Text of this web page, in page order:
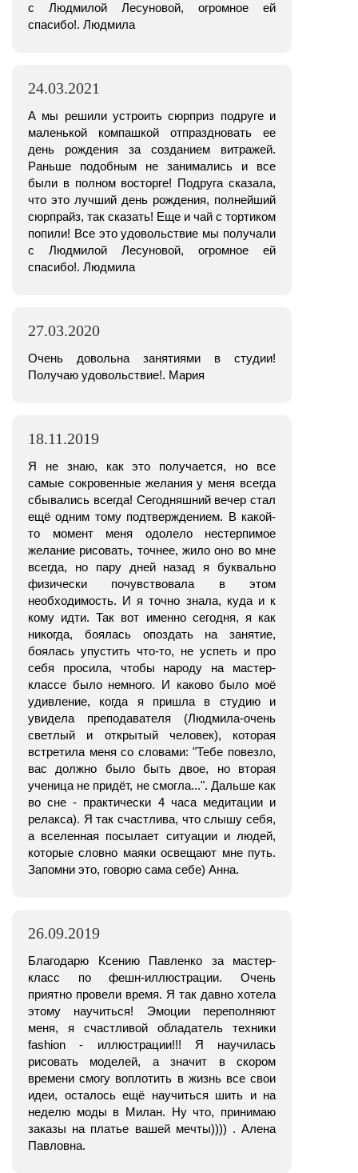
с Людмилой Лесуновой, огромное ей
спасибо!. Людмила
24.03.2021
А мы решили устроить сюрприз подруге и
маленькой компашкой отпраздновать ее
день рождения за созданием витражей.
Раньше подобным не занимались и все
были в полном восторге! Подруга сказала,
что это лучший день рождения, полнейший
сюрпрайз, так сказать! Еще и чай с тортиком
попили! Все это удовольствие мы получали
с Людмилой Лесуновой, огромное ей
спасибо!. Людмила
27.03.2020
Очень довольна занятиями в студии!
Получаю удовольствие!. Мария
18.11.2019
Я не знаю, как это получается, но все
самые сокровенные желания у меня всегда
сбывались всегда! Сегодняшний вечер стал
ещё одним тому подтверждением. В какой-
то момент меня одолело нестерпимое
желание рисовать, точнее, жило оно во мне
всегда, но пару дней назад я буквально
физически почувствовала в этом
необходимость. И я точно знала, куда и к
кому идти. Так вот именно сегодня, я как
никогда, боялась опоздать на занятие,
боялась упустить что-то, не успеть и про
себя просила, чтобы народу на мастер-
классе было немного. И каково было моё
удивление, когда я пришла в студию и
увидела преподавателя (Людмила-очень
светлый и открытый человек), которая
встретила меня со словами: "Тебе повезло,
вас должно было быть двое, но вторая
ученица не придёт, не смогла...". Дальше как
во сне - практически 4 часа медитации и
релакса). Я так счастлива, что слышу себя,
а вселенная посылает ситуации и людей,
которые словно маяки освещают мне путь.
Запомни это, говорю сама себе) Анна.
26.09.2019
Благодарю Ксению Павленко за мастер-
класс по фешн-иллюстрации. Очень
приятно провели время. Я так давно хотела
этому научиться! Эмоции переполняют
меня, я счастливой обладатель техники
fashion - иллюстрации!!! Я научилась
рисовать моделей, а значит в скором
времени смогу воплотить в жизнь все свои
идеи, осталось ещё научиться шить и на
неделю моды в Милан. Ну что, принимаю
заказы на платье вашей мечты)))) . Алена
Павловна.